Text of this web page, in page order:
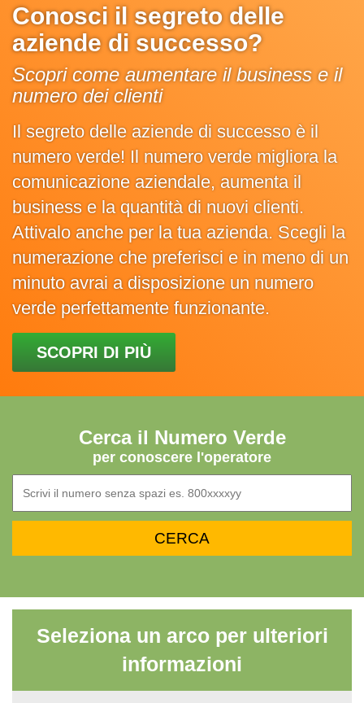
Conosci il segreto delle
aziende di successo?
Scopri come aumentare il business e il
numero dei clienti
Il segreto delle aziende di successo è il
numero verde! Il numero verde migliora la
comunicazione aziendale, aumenta il
business e la quantità di nuovi clienti.
Attivalo anche per la tua azienda. Scegli la
numerazione che preferisci e in meno di un
minuto avrai a disposizione un numero
verde perfettamente funzionante.
SCOPRI DI PIÙ
Cerca il Numero Verde
per conoscere l'operatore
Seleziona un arco per ulteriori
informazioni